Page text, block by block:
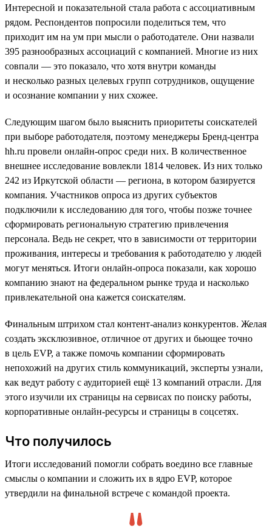
Интересной и показательной стала работа с ассоциативным
рядом. Респондентов попросили поделиться тем, что
приходит им на ум при мысли о работодателе. Они назвали
395 разнообразных ассоциаций с компанией. Многие из них
совпали — это показало, что хотя внутри команды
и несколько разных целевых групп сотрудников, ощущение
и осознание компании у них схожее.
Следующим шагом было выяснить приоритеты соискателей
при выборе работодателя, поэтому менеджеры Бренд-центра
hh.ru провели онлайн-опрос среди них. В количественное
внешнее исследование вовлекли 1814 человек. Из них только
242 из Иркутской области — региона, в котором базируется
компания. Участников опроса из других субъектов
подключили к исследованию для того, чтобы позже точнее
сформировать региональную стратегию привлечения
персонала. Ведь не секрет, что в зависимости от территории
проживания, интересы и требования к работодателю у людей
могут меняться. Итоги онлайн-опроса показали, как хорошо
компанию знают на федеральном рынке труда и насколько
привлекательной она кажется соискателям.
Финальным штрихом стал контент-анализ конкурентов. Желая
создать эксклюзивное, отличное от других и бьющее точно
в цель EVP, а также помочь компании сформировать
непохожий на других стиль коммуникаций, эксперты узнали,
как ведут работу с аудиторией ещё 13 компаний отрасли. Для
этого изучили их страницы на сервисах по поиску работы,
корпоративные онлайн-ресурсы и страницы в соцсетях.
Что получилось
Итоги исследований помогли собрать воедино все главные
смыслы о компании и сложить их в ядро EVP, которое
утвердили на финальной встрече с командой проекта.